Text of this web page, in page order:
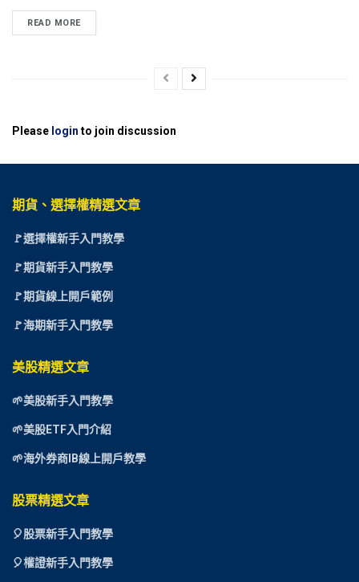
READ MORE
Please login to join discussion
期貨、選擇權精選文章
🚩選擇權新手入門教學
🚩期貨新手入門教學
🚩期貨線上開戶範例
🚩海期新手入門教學
美股精選文章
🌱美股新手入門教學
🌱美股ETF入門介紹
🌱海外券商IB線上開戶教學
股票精選文章
🎈股票新手入門教學
🎈權證新手入門教學